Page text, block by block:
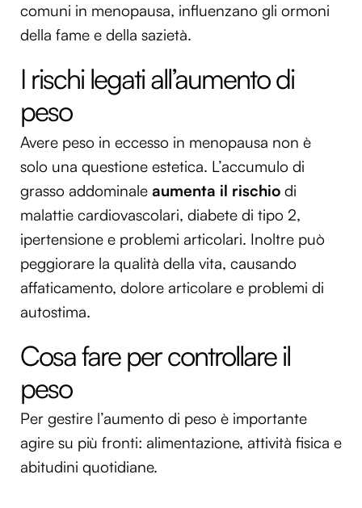
comuni in menopausa, influenzano gli ormoni
della fame e della sazietà.
I rischi legati all’aumento di
peso
Avere peso in eccesso in menopausa non è
solo una questione estetica. L’accumulo di
grasso addominale aumenta il rischio di
malattie cardiovascolari, diabete di tipo 2,
ipertensione e problemi articolari. Inoltre può
peggiorare la qualità della vita, causando
affaticamento, dolore articolare e problemi di
autostima.
Cosa fare per controllare il
peso
Per gestire l’aumento di peso è importante
agire su più fronti: alimentazione, attività fisica e
abitudini quotidiane.